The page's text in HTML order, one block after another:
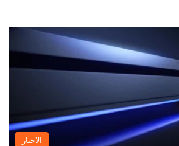
الاخبار